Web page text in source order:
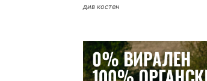
див костен